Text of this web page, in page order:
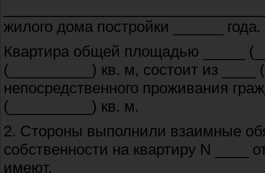
жилого дома постройки ______ года.
Квартира общей площадью _____
(__________) кв. м, состоит из
непосредственного проживания
(__________) кв. м.
2. Стороны выполнили взаимные
собственности на квартиру N ____
имеют.